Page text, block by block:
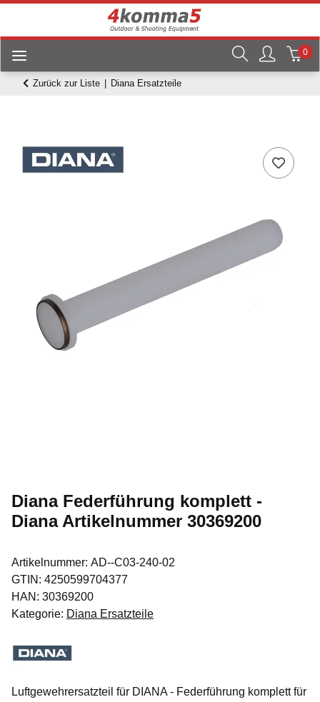
0
Zurück zur Liste Diana Ersatzteile
Diana Federführung komplett -
Diana Artikelnummer 30369200
Artikelnummer: AD--C03-240-02
GTIN: 4250599704377
HAN: 30369200
Kategorie: Diana Ersatzteile
Luftgewehrersatzteil für DIANA - Federführung komplett für